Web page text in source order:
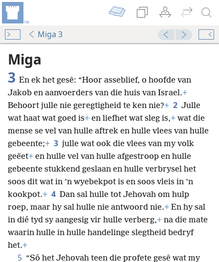
Miga 3
Miga
3 En ek het gesê: “Hoor asseblief, o hoofde van
Jakob en aanvoerders van die huis van Israel.+
Behoort julle nie geregtigheid te ken nie?+ 2 Julle
wat haat wat goed is+ en liefhet wat sleg is,+ wat die
mense se vel van hulle aftrek en hulle vlees van hulle
gebeente;+ 3 julle wat ook die vlees van my volk
geëet+ en hulle vel van hulle afgestroop en hulle
gebeente stukkend geslaan en hulle verbrysel het
soos dit wat in ’n wyebekpot is en soos vleis in ’n
kookpot.+ 4 Dan sal hulle tot Jehovah om hulp
roep, maar hy sal hulle nie antwoord nie.+ En hy sal
in dié tyd sy aangesig vir hulle verberg,+ na die mate
waarin hulle in hulle handelinge slegtheid bedryf
het.+
5 “Só het Jehovah teen die profete gesê wat my